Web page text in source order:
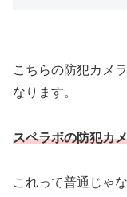
こちらの防犯カメ
なります。
スペラボの防犯カ
これって普通じゃ